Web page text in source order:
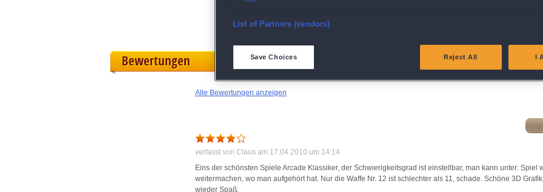
Bewertungen
Alle Bewertungen anzeigen
verfasst von Claus am 17.04.2010 um 14:14
Eins der schönsten Spiele Arcade Klassiker, der Schwierigkeitsgrad ist einstellbar, man kann unter: Spiel
weitermachen, wo man aufgehört hat. Nur die Waffe Nr. 12 ist schlechter als 11, schade. Schöne 3D
wieder Spaß.
Ensure security, prevent and detect fraud, and fix errors
Match and combine data from other data sources
Save and communicate privacy choices
List of Partners (vendors)
Save Choices Reject All I